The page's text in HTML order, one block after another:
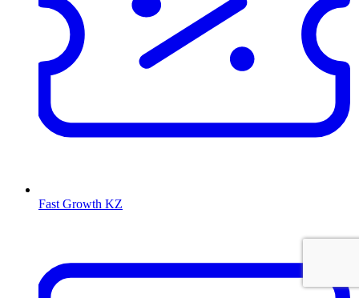
Fast Growth KZ